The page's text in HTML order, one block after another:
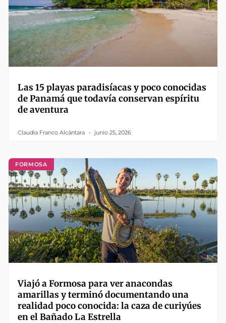
Las 15 playas paradisíacas y poco conocidas
de Panamá que todavía conservan espíritu
de aventura
Claudia Franco Alcántara junio 25, 2026
FORMOSA
Viajó a Formosa para ver anacondas
amarillas y terminó documentando una
realidad poco conocida: la caza de curiyúes
en el Bañado La Estrella